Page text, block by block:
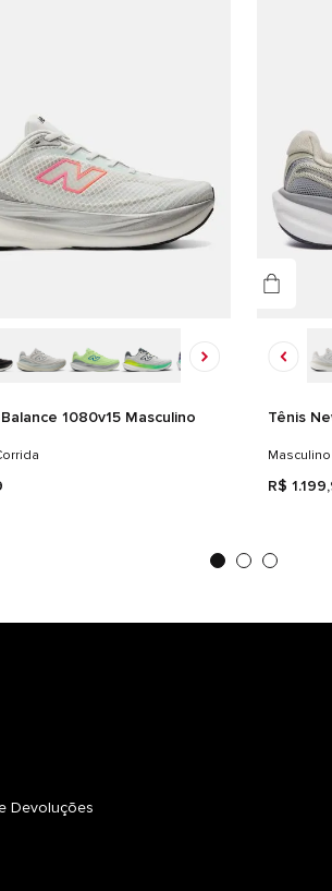
1080v15 Masculino Tênis
Masculino
R$ 1.199,
Devoluções